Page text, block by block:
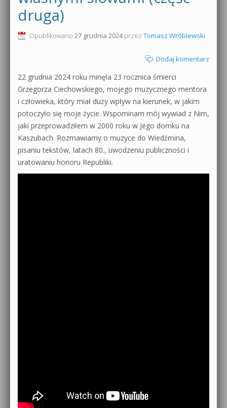
Produkcja muzyczna od podstaw
Dubstep z syntezatorem Massive
Kontakt 5 Kompendium
Pakiety
0dB.pl - informacje
Newsletter
Archiwum aktualności
Polityka prywatności
Regulamin
Działanie sklepu internetowego
Wyszukiwanie
druga)
Opublikowano 27 grudnia 2024przez Tomasz Wróblewski
Dodaj komentarz
22 grudnia 2024 roku minęła 23 rocznica śmierci
Grzegorza Ciechowskiego, mojego muzycznego mentora
i człowieka, który miał duży wpływ na kierunek, w jakim
potoczyło się moje życie. Wspominam mój wywiad z Nim,
jaki przeprowadziłem w 2000 roku w Jego domku na
Kaszubach. Rozmawiamy o muzyce do Wiedźmina,
pisaniu tekstów, latach 80., uwodzeniu publiczności i
uratowaniu honoru Republiki.